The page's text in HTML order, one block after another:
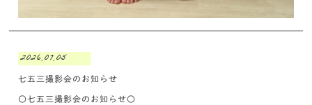
2026.07.05
七五三撮影会のお知らせ
〇七五三撮影会のお知らせ〇